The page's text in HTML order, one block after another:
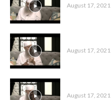
August 17, 2021
August 17, 2021
August 17, 2021